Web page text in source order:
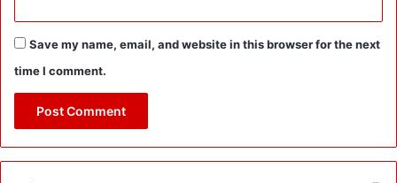
E
x
r
c
s
e
Save my name, email, and website in this browser for the next
time I comment.